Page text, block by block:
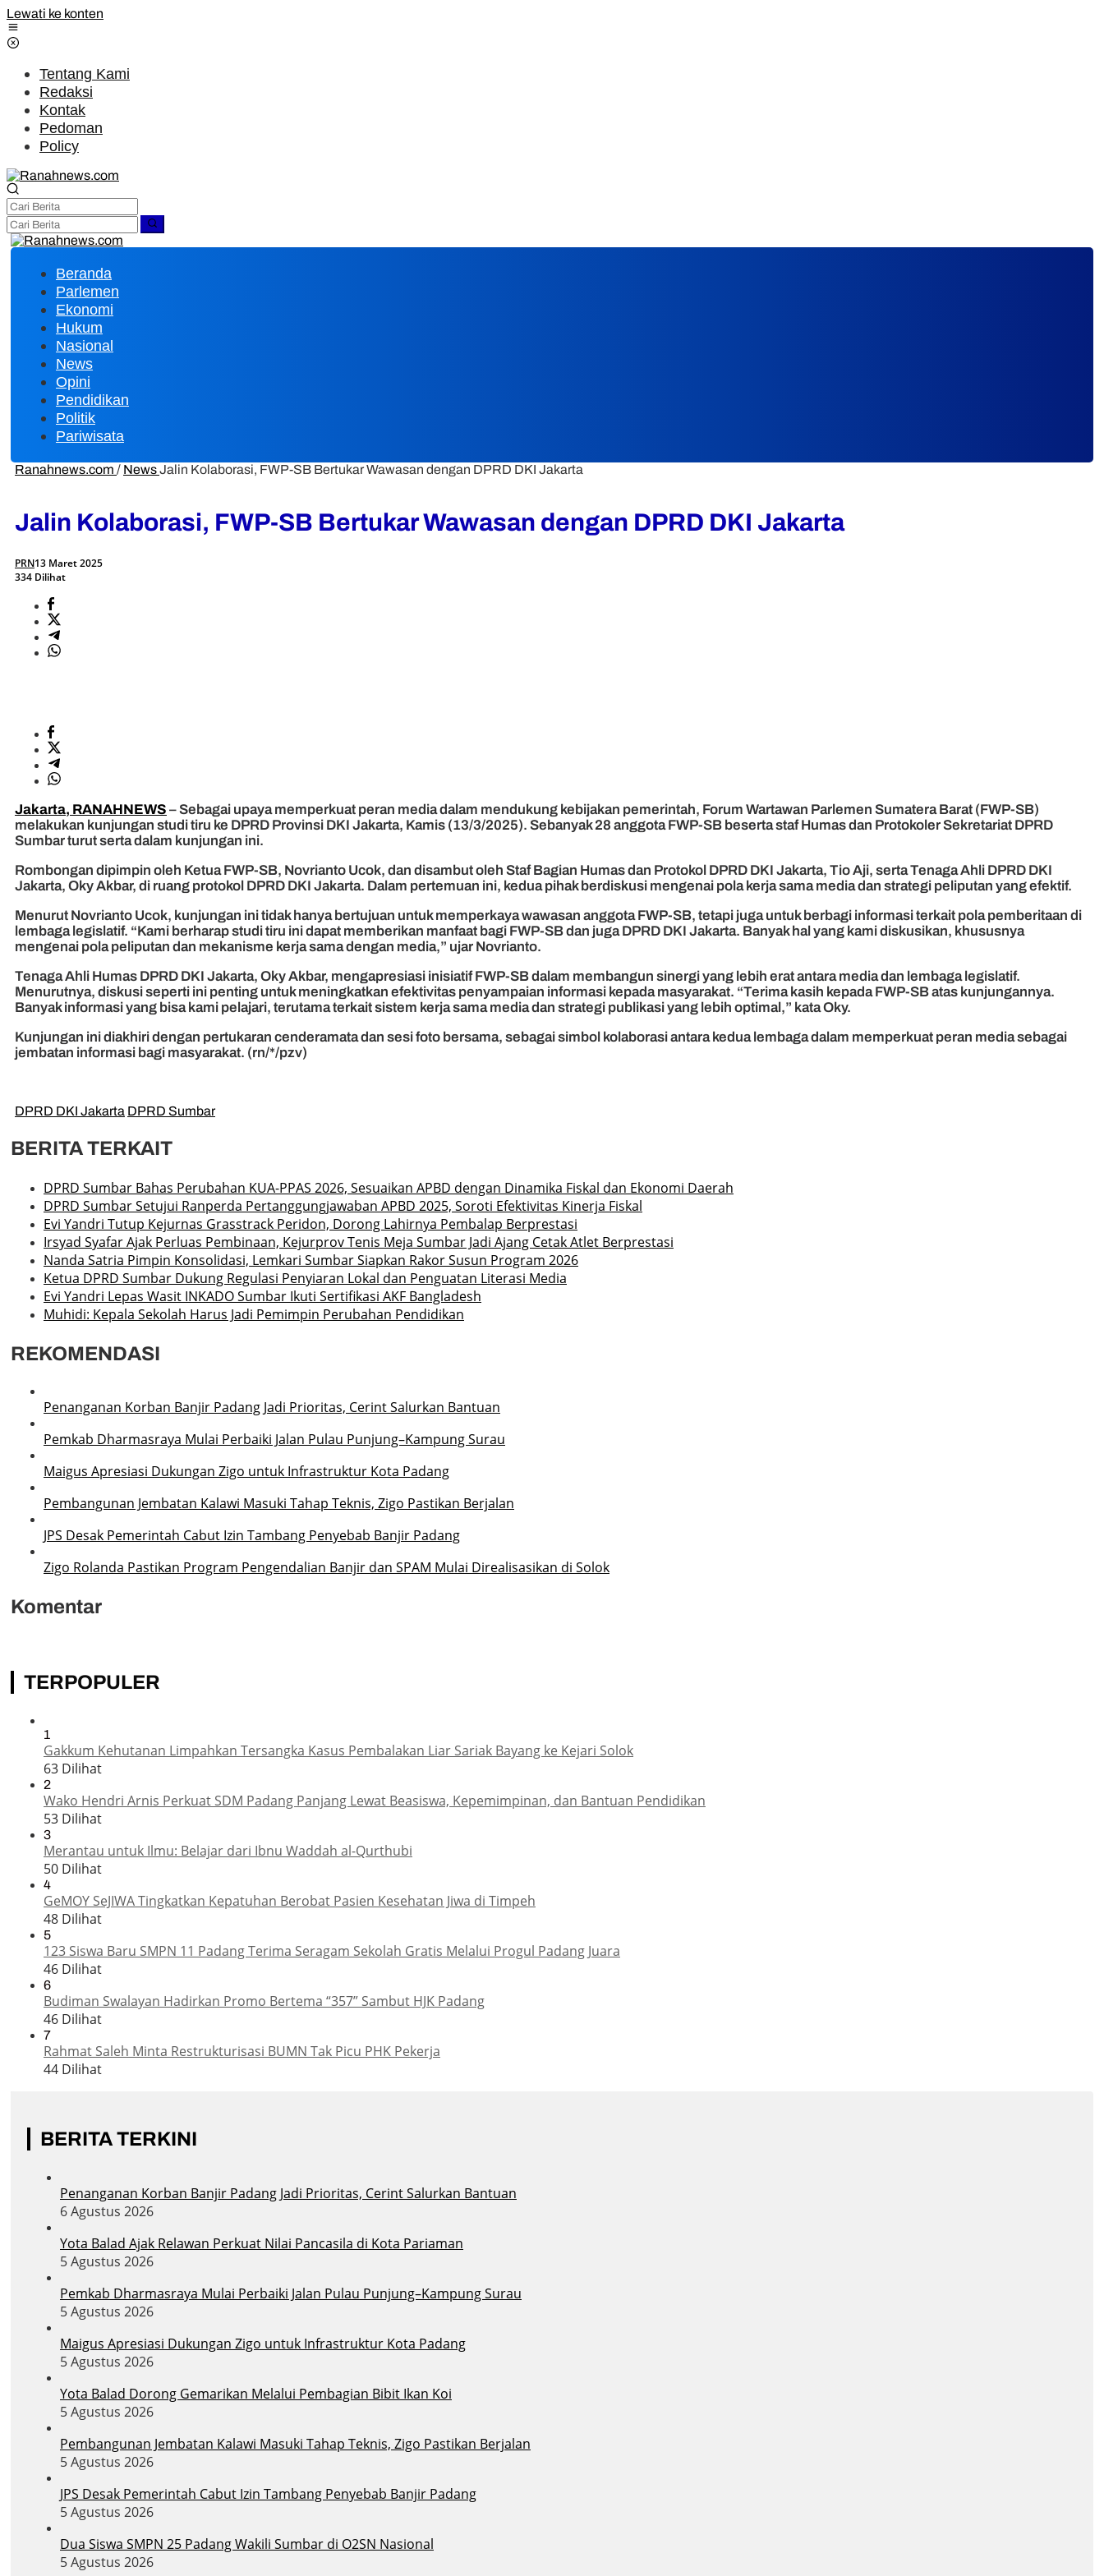
Lewati ke konten
Tentang Kami
Redaksi
Kontak
Pedoman
Policy
Beranda
Parlemen
Ekonomi
Hukum
Nasional
News
Opini
Pendidikan
Politik
Pariwisata
Ranahnews.com / NewsJalin Kolaborasi, FWP-SB Bertukar Wawasan dengan DPRD DKI Jakarta
Jalin Kolaborasi, FWP-SB Bertukar Wawasan dengan DPRD DKI Jakarta
PRN13 Maret 2025
334 Dilihat
Jakarta, RANAHNEWS – Sebagai upaya memperkuat peran media dalam mendukung kebijakan pemerintah, Forum Wartawan Parlemen Sumatera Barat (FWP-SB)
melakukan kunjungan studi tiru ke DPRD Provinsi DKI Jakarta, Kamis (13/3/2025). Sebanyak 28 anggota FWP-SB beserta staf Humas dan Protokoler Sekretariat DPRD
Sumbar turut serta dalam kunjungan ini.
Rombongan dipimpin oleh Ketua FWP-SB, Novrianto Ucok, dan disambut oleh Staf Bagian Humas dan Protokol DPRD DKI Jakarta, Tio Aji, serta Tenaga Ahli DPRD DKI
Jakarta, Oky Akbar, di ruang protokol DPRD DKI Jakarta. Dalam pertemuan ini, kedua pihak berdiskusi mengenai pola kerja sama media dan strategi peliputan yang efektif.
Menurut Novrianto Ucok, kunjungan ini tidak hanya bertujuan untuk memperkaya wawasan anggota FWP-SB, tetapi juga untuk berbagi informasi terkait pola pemberitaan di
lembaga legislatif. “Kami berharap studi tiru ini dapat memberikan manfaat bagi FWP-SB dan juga DPRD DKI Jakarta. Banyak hal yang kami diskusikan, khususnya
mengenai pola peliputan dan mekanisme kerja sama dengan media,” ujar Novrianto.
Tenaga Ahli Humas DPRD DKI Jakarta, Oky Akbar, mengapresiasi inisiatif FWP-SB dalam membangun sinergi yang lebih erat antara media dan lembaga legislatif.
Menurutnya, diskusi seperti ini penting untuk meningkatkan efektivitas penyampaian informasi kepada masyarakat. “Terima kasih kepada FWP-SB atas kunjungannya.
Banyak informasi yang bisa kami pelajari, terutama terkait sistem kerja sama media dan strategi publikasi yang lebih optimal,” kata Oky.
Kunjungan ini diakhiri dengan pertukaran cenderamata dan sesi foto bersama, sebagai simbol kolaborasi antara kedua lembaga dalam memperkuat peran media sebagai
jembatan informasi bagi masyarakat. (rn/*/pzv)
DPRD DKI Jakarta DPRD Sumbar
BERITA TERKAIT
DPRD Sumbar Bahas Perubahan KUA-PPAS 2026, Sesuaikan APBD dengan Dinamika Fiskal dan Ekonomi Daerah
DPRD Sumbar Setujui Ranperda Pertanggungjawaban APBD 2025, Soroti Efektivitas Kinerja Fiskal
Evi Yandri Tutup Kejurnas Grasstrack Peridon, Dorong Lahirnya Pembalap Berprestasi
Irsyad Syafar Ajak Perluas Pembinaan, Kejurprov Tenis Meja Sumbar Jadi Ajang Cetak Atlet Berprestasi
Nanda Satria Pimpin Konsolidasi, Lemkari Sumbar Siapkan Rakor Susun Program 2026
Ketua DPRD Sumbar Dukung Regulasi Penyiaran Lokal dan Penguatan Literasi Media
Evi Yandri Lepas Wasit INKADO Sumbar Ikuti Sertifikasi AKF Bangladesh
Muhidi: Kepala Sekolah Harus Jadi Pemimpin Perubahan Pendidikan
REKOMENDASI
Penanganan Korban Banjir Padang Jadi Prioritas, Cerint Salurkan Bantuan
Pemkab Dharmasraya Mulai Perbaiki Jalan Pulau Punjung–Kampung Surau
Maigus Apresiasi Dukungan Zigo untuk Infrastruktur Kota Padang
Pembangunan Jembatan Kalawi Masuki Tahap Teknis, Zigo Pastikan Berjalan
JPS Desak Pemerintah Cabut Izin Tambang Penyebab Banjir Padang
Zigo Rolanda Pastikan Program Pengendalian Banjir dan SPAM Mulai Direalisasikan di Solok
Komentar
TERPOPULER
1
Gakkum Kehutanan Limpahkan Tersangka Kasus Pembalakan Liar Sariak Bayang ke Kejari Solok
63 Dilihat
2
Wako Hendri Arnis Perkuat SDM Padang Panjang Lewat Beasiswa, Kepemimpinan, dan Bantuan Pendidikan
53 Dilihat
3
Merantau untuk Ilmu: Belajar dari Ibnu Waddah al-Qurthubi
50 Dilihat
4
GeMOY SeJIWA Tingkatkan Kepatuhan Berobat Pasien Kesehatan Jiwa di Timpeh
48 Dilihat
5
123 Siswa Baru SMPN 11 Padang Terima Seragam Sekolah Gratis Melalui Progul Padang Juara
46 Dilihat
6
Budiman Swalayan Hadirkan Promo Bertema “357” Sambut HJK Padang
46 Dilihat
7
Rahmat Saleh Minta Restrukturisasi BUMN Tak Picu PHK Pekerja
44 Dilihat
BERITA TERKINI
Penanganan Korban Banjir Padang Jadi Prioritas, Cerint Salurkan Bantuan
6 Agustus 2026
Yota Balad Ajak Relawan Perkuat Nilai Pancasila di Kota Pariaman
5 Agustus 2026
Pemkab Dharmasraya Mulai Perbaiki Jalan Pulau Punjung–Kampung Surau
5 Agustus 2026
Maigus Apresiasi Dukungan Zigo untuk Infrastruktur Kota Padang
5 Agustus 2026
Yota Balad Dorong Gemarikan Melalui Pembagian Bibit Ikan Koi
5 Agustus 2026
Pembangunan Jembatan Kalawi Masuki Tahap Teknis, Zigo Pastikan Berjalan
5 Agustus 2026
JPS Desak Pemerintah Cabut Izin Tambang Penyebab Banjir Padang
5 Agustus 2026
Dua Siswa SMPN 25 Padang Wakili Sumbar di O2SN Nasional
5 Agustus 2026